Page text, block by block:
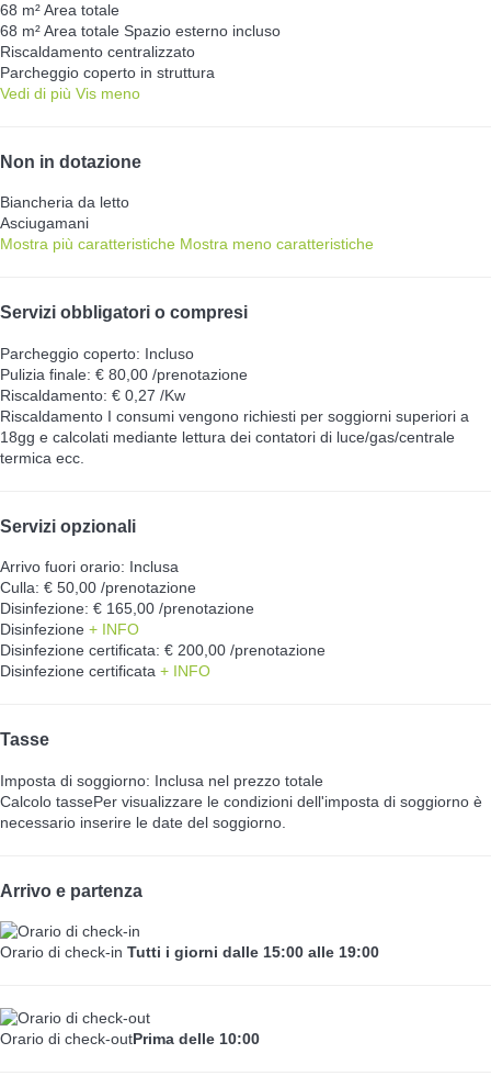
68 m² Area totale
68 m² Area totale Spazio esterno incluso
Riscaldamento centralizzato
Parcheggio coperto in struttura
Vedi di più Vis meno
Non in dotazione
Biancheria da letto
Asciugamani
Mostra più caratteristiche Mostra meno caratteristiche
Servizi obbligatori o compresi
Parcheggio coperto: Incluso
Pulizia finale: € 80,00 /prenotazione
Riscaldamento: € 0,27 /Kw
Riscaldamento I consumi vengono richiesti per soggiorni superiori a
18gg e calcolati mediante lettura dei contatori di luce/gas/centrale
termica ecc.
Servizi opzionali
Arrivo fuori orario: Inclusa
Culla: € 50,00 /prenotazione
Disinfezione: € 165,00 /prenotazione
Disinfezione + INFO
Disinfezione certificata: € 200,00 /prenotazione
Disinfezione certificata + INFO
Tasse
Imposta di soggiorno: Inclusa nel prezzo totale
Calcolo tassePer visualizzare le condizioni dell'imposta di soggiorno è
necessario inserire le date del soggiorno.
Arrivo e partenza
Orario di check-in Tutti i giorni dalle 15:00 alle 19:00
Orario di check-outPrima delle 10:00